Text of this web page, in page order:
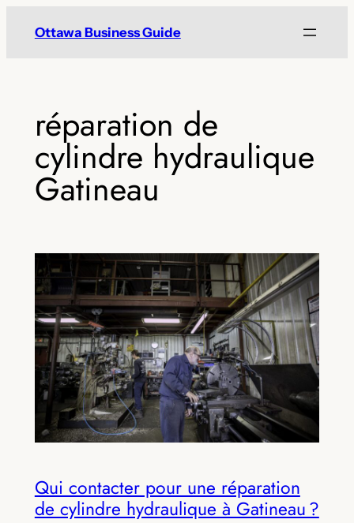
Ottawa Business Guide
réparation de
cylindre hydraulique
Gatineau
Qui contacter pour une réparation
de cylindre hydraulique à Gatineau ?